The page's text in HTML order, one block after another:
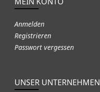
Anmelden
Registrieren
Passwort vergessen
UNSER UNTERNEHMEN